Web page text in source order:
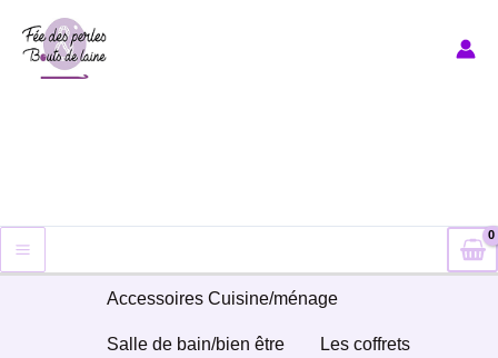
contenu
Accessoires Cuisine/ménage
Salle de bain/bien être Les coffrets